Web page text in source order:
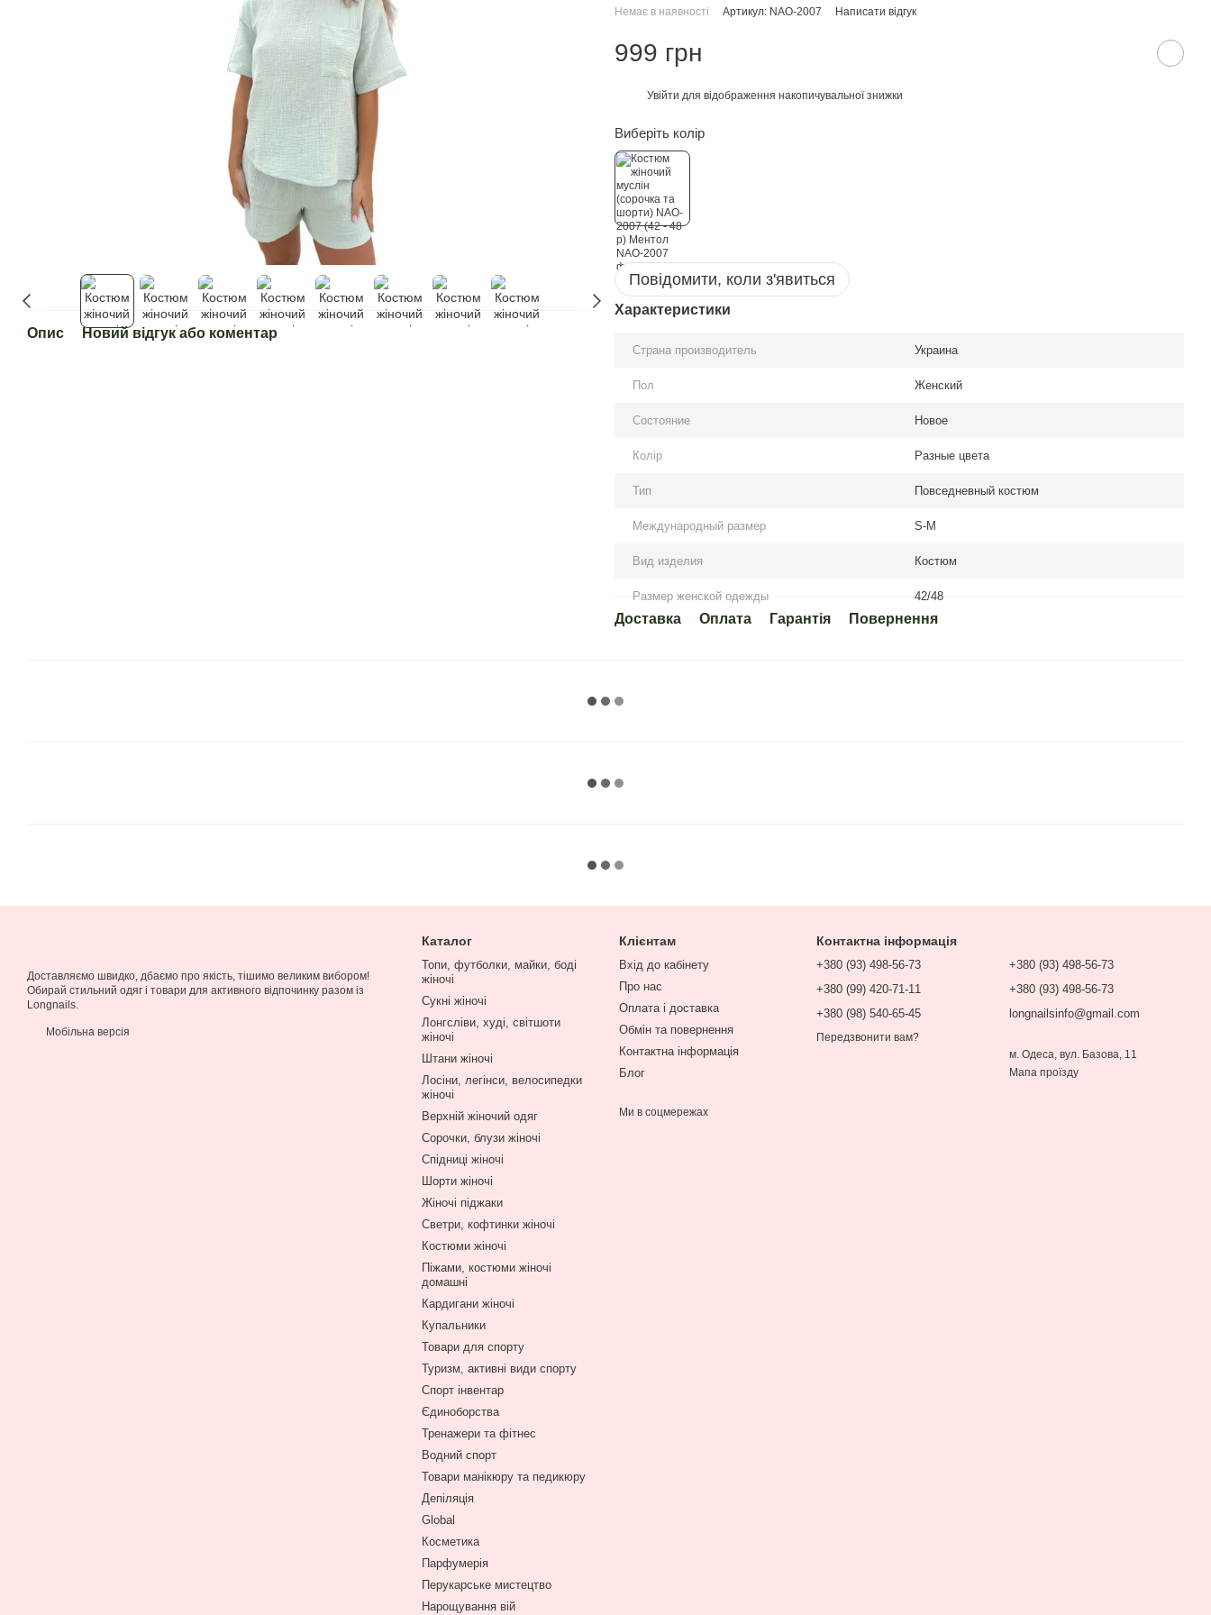
Опис Новий відгук або коментар
Немає в наявності Артикул: NAO-2007 Написати відгук
999 грн
Увійти для відображення накопичувальної знижки
Виберіть колір
Повідомити, коли з'явиться
Характеристики
Страна производитель Украина
Пол Женский
Состояние Новое
Колір Разные цвета
Тип Повседневный костюм
Международный размер S-M
Вид изделия Костюм
Размер женской одежды 42/48
Доставка Оплата Гарантія Повернення
Доставляємо швидко, дбаємо про якість, тішимо великим вибором!
Обирай стильний одяг і товари для активного відпочинку разом із
Longnails.
Мобільна версія
Каталог
Топи, футболки, майки, боді
жіночі
Сукні жіночі
Лонгсліви, худі, світшоти
жіночі
Штани жіночі
Лосіни, легінси, велосипедки
жіночі
Верхній жіночий одяг
Сорочки, блузи жіночі
Спідниці жіночі
Шорти жіночі
Жіночі піджаки
Светри, кофтинки жіночі
Костюми жіночі
Піжами, костюми жіночі
домашні
Кардигани жіночі
Купальники
Товари для спорту
Туризм, активні види спорту
Спорт інвентар
Єдиноборства
Тренажери та фітнес
Водний спорт
Товари манікюру та педикюру
Депіляція
Global
Косметика
Парфумерія
Перукарське мистецтво
Нарощування вій
Клієнтам
Вхід до кабінету
Про нас
Оплата і доставка
Обмін та повернення
Контактна інформація
Блог
Ми в соцмережах
Контактна інформація
+380 (93) 498-56-73
+380 (99) 420-71-11
+380 (98) 540-65-45
Передзвонити вам?
+380 (93) 498-56-73
+380 (93) 498-56-73
longnailsinfo@gmail.com
м. Одеса, вул. Базова, 11
Мапа проїзду